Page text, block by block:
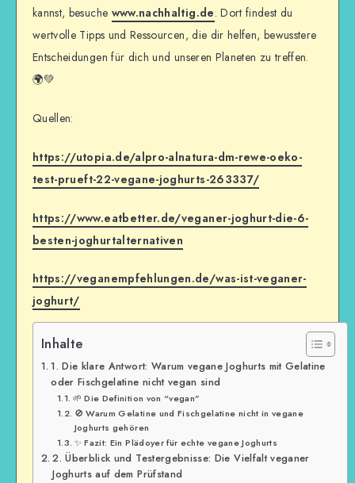
kannst, besuche www.nachhaltig.de. Dort findest du
wertvolle Tipps und Ressourcen, die dir helfen, bewusstere
Entscheidungen für dich und unseren Planeten zu treffen.
🌍💚
Quellen:
https://utopia.de/alpro-alnatura-dm-rewe-oeko-
test-prueft-22-vegane-joghurts-263337/
https://www.eatbetter.de/veganer-joghurt-die-6-
besten-joghurtalternativen
https://veganempfehlungen.de/was-ist-veganer-
joghurt/
Inhalte
1. Die klare Antwort: Warum vegane Joghurts mit Gelatine
oder Fischgelatine nicht vegan sind
🌱 Die Definition von “vegan”
🚫 Warum Gelatine und Fischgelatine nicht in vegane
Joghurts gehören
✨ Fazit: Ein Plädoyer für echte vegane Joghurts
2. Überblick und Testergebnisse: Die Vielfalt veganer
Joghurts auf dem Prüfstand